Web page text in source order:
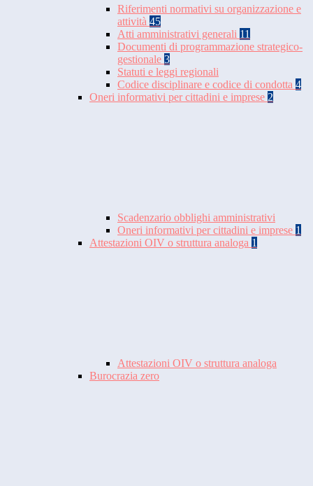
Riferimenti normativi su organizzazione e
attività 45
Atti amministrativi generali 11
Documenti di programmazione strategico-
gestionale 3
Statuti e leggi regionali
Codice disciplinare e codice di condotta 4
Oneri informativi per cittadini e imprese 2
Scadenzario obblighi amministrativi
Oneri informativi per cittadini e imprese 1
Attestazioni OIV o struttura analoga 1
Attestazioni OIV o struttura analoga
Burocrazia zero